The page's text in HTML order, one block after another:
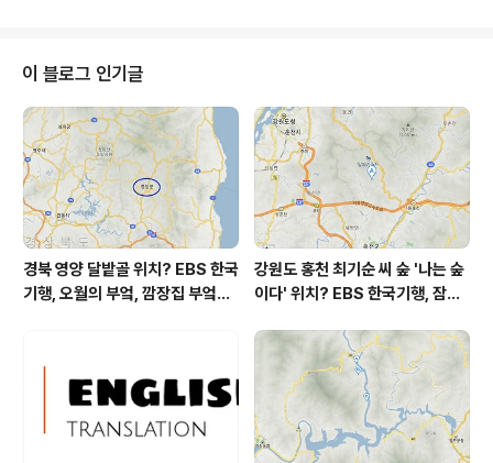
의 상처는 돌 너의 상처는 꽃. 제목부터가 시적이고 류시화
스럽습니다. 류시화의 책은 그의 번역서 '조화로운 삶'( ▩
조화로운 삶, 류시화가 번역한 헬렌 니어링, 스콧 니어링의
자연 속 친환경 삶 스무해. ▩ )을 읽은 것이 저의 가장 최근
책으로 기억에 새겨져 있습니다. 그의 생각과 헬렌 ..
이 블로그 인기글
경북 영양 달밭골 위치? EBS 한국
기행, 오월의 부엌, 깜장집 부엌은
한 곳, 영양읍 상원리. KBS 인간극
장 임분노미 할머니
강원도 홍천 최기순 씨 숲 '나는 숲
이다' 위치? EBS 한국기행, 잠시
군 최기순 씨 캠핑장 펜션 어디? /
강원도 홍천군 가볼 만한 곳, (구)
까르돈, kbs 인간극장